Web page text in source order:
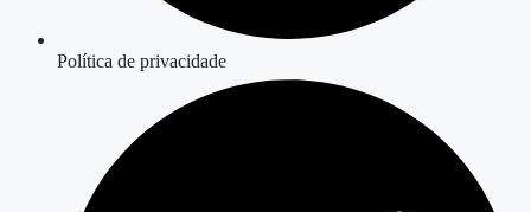
Política de privacidade